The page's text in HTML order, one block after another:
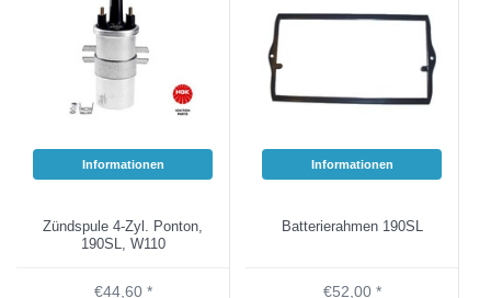
Informationen
Zündspule 4-Zyl. Ponton,
190SL, W110
€44,60 *
Informationen
Batterierahmen 190SL
€52,00 *